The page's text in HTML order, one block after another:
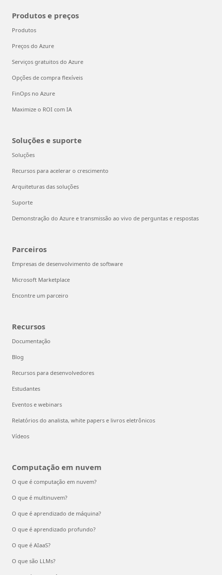
Produtos e preços
Produtos
Preços do Azure
Serviços gratuitos do Azure
Opções de compra flexíveis
FinOps no Azure
Maximize o ROI com IA
Soluções e suporte
Soluções
Recursos para acelerar o crescimento
Arquiteturas das soluções
Suporte
Demonstração do Azure e transmissão ao vivo de perguntas e respostas
Parceiros
Empresas de desenvolvimento de software
Microsoft Marketplace
Encontre um parceiro
Recursos
Documentação
Blog
Recursos para desenvolvedores
Estudantes
Eventos e webinars
Relatórios do analista, white papers e livros eletrônicos
Vídeos
Computação em nuvem
O que é computação em nuvem?
O que é multinuvem?
O que é aprendizado de máquina?
O que é aprendizado profundo?
O que é AIaaS?
O que são LLMs?